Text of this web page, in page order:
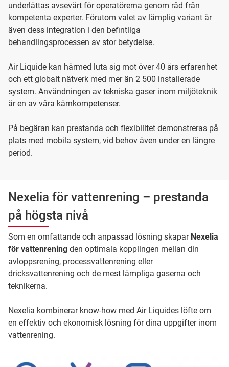
underlättas avsevärt för operatörerna genom råd från
kompetenta experter. Förutom valet av lämplig variant är
även dess integration i den befintliga
behandlingsprocessen av stor betydelse.
Air Liquide kan härmed luta sig mot över 40 års erfarenhet
och ett globalt nätverk med mer än 2 500 installerade
system. Användningen av tekniska gaser inom miljöteknik
är en av våra kärnkompetenser.
På begäran kan prestanda och flexibilitet demonstreras på
plats med mobila system, vid behov även under en längre
period.
Nexelia för vattenrening – prestanda
på högsta nivå
Som en omfattande och anpassad lösning skaparNexelia
för vattenrening den optimala kopplingen mellan din
avloppsrening, processvattenrening eller
dricksvattenrening och de mest lämpliga gaserna och
teknikerna.
Nexelia kombinerar know-how med Air Liquides löfte om
en effektiv och ekonomisk lösning för dina uppgifter inom
vattenrening.